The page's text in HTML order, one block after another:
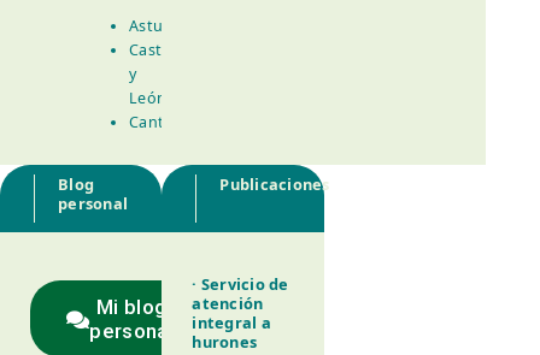
Asturias
Castilla
y
León
Cantabria
Blog
personal
Mi blog
personal
Publicaciones
· Servicio de
atención
integral a
hurones